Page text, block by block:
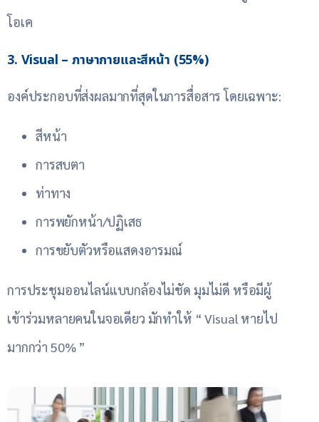
โอเค
3. Visual – ภาษากายและสีหน้า (55%)
องค์ประกอบที่ส่งผลมากที่สุดในการสื่อสาร โดยเฉพาะ:
สีหน้า
การสบตา
ท่าทาง
การพยักหน้า/ปฏิเสธ
การขยับตัวหรือแสดงอารมณ์
การประชุมออนไลน์แบบกล้องไม่ชัด มุมไม่ดี หรือมีผู้
เข้าร่วมหลายคนในจอเดียว มักทำให้ “ Visual หายไป
มากกว่า 50% ”